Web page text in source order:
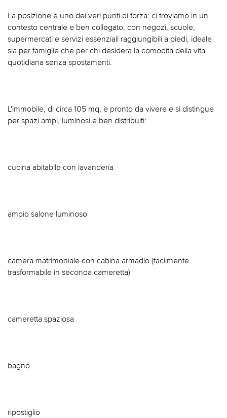
La posizione è uno dei veri punti di forza: ci troviamo in un
contesto centrale e ben collegato, con negozi, scuole,
supermercati e servizi essenziali raggiungibili a piedi, ideale
sia per famiglie che per chi desidera la comodità della vita
quotidiana senza spostamenti.
L'immobile, di circa 105 mq, è pronto da vivere e si distingue
per spazi ampi, luminosi e ben distribuiti:
cucina abitabile con lavanderia
ampio salone luminoso
camera matrimoniale con cabina armadio (facilmente
trasformabile in seconda cameretta)
cameretta spaziosa
bagno
ripostiglio